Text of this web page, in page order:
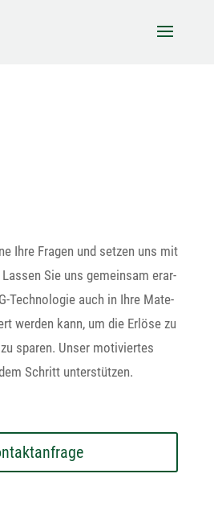
Ihre Fragen und setzen uns mit
Sie uns gemeinsam erar­
Tech­no­logie auch in Ihre Mate­
werden kann, um die Erlöse zu
sparen. Unser moti­viertes
Schritt unterstützen.